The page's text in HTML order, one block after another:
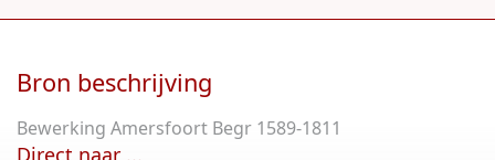
Bron beschrijving
Bewerking Amersfoort Begr 1589-1811
Direct naar ...